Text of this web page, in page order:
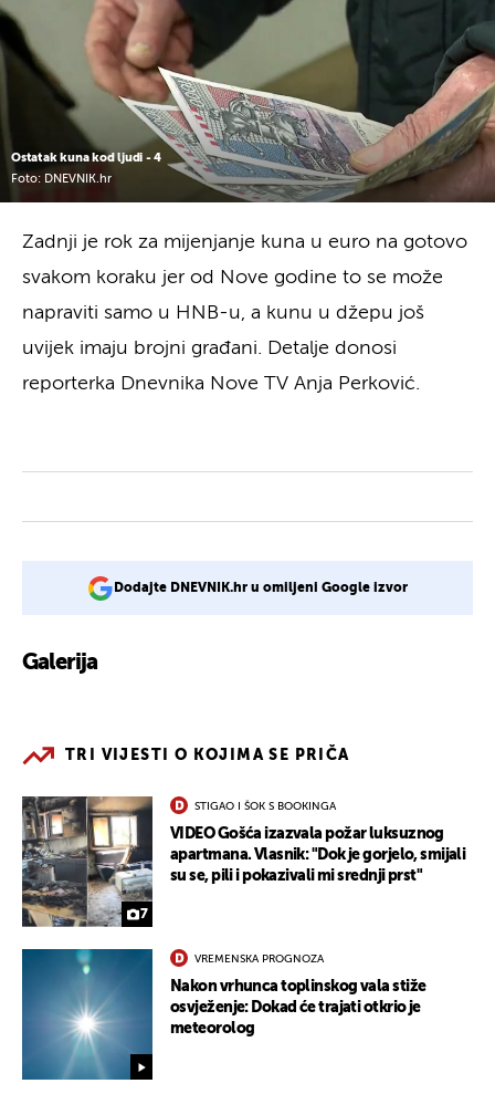
Ostatak kuna kod ljudi - 4
Foto: DNEVNIK.hr
Zadnji je rok za mijenjanje kuna u euro na gotovo
svakom koraku jer od Nove godine to se može
napraviti samo u HNB-u, a kunu u džepu još
uvijek imaju brojni građani. Detalje donosi
reporterka Dnevnika Nove TV Anja Perković.
Dodajte DNEVNIK.hr u omiljeni Google izvor
Galerija
TRI VIJESTI O KOJIMA SE PRIČA
7
STIGAO I ŠOK S BOOKINGA
VIDEO Gošća izazvala požar luksuznog
apartmana. Vlasnik: "Dok je gorjelo, smijali
su se, pili i pokazivali mi srednji prst"
VREMENSKA PROGNOZA
Nakon vrhunca toplinskog vala stiže
osvježenje: Dokad će trajati otkrio je
meteorolog